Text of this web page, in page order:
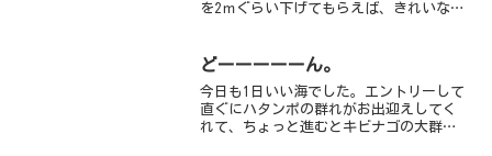
を2ｍぐらい下げてもらえば、きれいな海
ウミガメちゃんに遭遇しましたひさしぶ
どーーーーーん。
今日も1日いい海でした。エントリーして
直ぐにハタンポの群れがお出迎えしてく
れて、ちょっと進むとキビナゴの大群に